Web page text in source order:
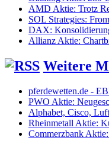
AMD Aktie: Trotz
SOL Strategies:
DAX:
Allianz Aktie:
Weitere
pferdewetten.de -
PWO Aktie:
Alphabet, Cisco,
Rheinmetall Aktie:
Commerzbank